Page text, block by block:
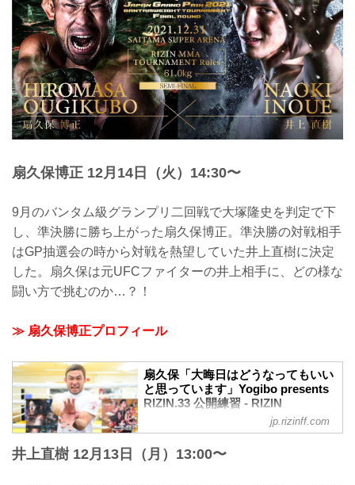
元谷友貴を破り、このトーナメントのダ
ークホース的存在となった瀧澤謙太。準
決勝では同じくストライカーの元バンタ
ム級王者・朝倉海と対戦する。今成を破
った戦略と元谷をマットに沈めた打撃で
優勝候補の朝倉を破り、優勝へ近づくこ
とが出来るのか？！
公開練習では、2分間のミット打ちを披
露。その後、インタビューに応じた。
瀧澤謙太 公開練習風景
扇久保博正 12月14日（火）14:30〜
9月のバンタム級グランプリ二回戦で大塚隆史を判定で下
し、準決勝に勝ち上がった扇久保博正。準決勝の対戦相手
はGP抽選会の時から対戦を熱望していた井上直樹に決定
した。扇久保は元UFCファイターの井上相手に、どの様な
闘い方で挑むのか…？！
≫ 扇久保博正プロフィール
扇久保「大晦日はどうなってもいい
と思っています」Yogibo presents
RIZIN.33 公開練習 - RIZIN
FIGHTING FEDERATION オフィシ
ャルサイト
2021年12月14日（火）、Yogibo presents
jp.rizinff.com
井上直樹 12月13日（月）13:00〜